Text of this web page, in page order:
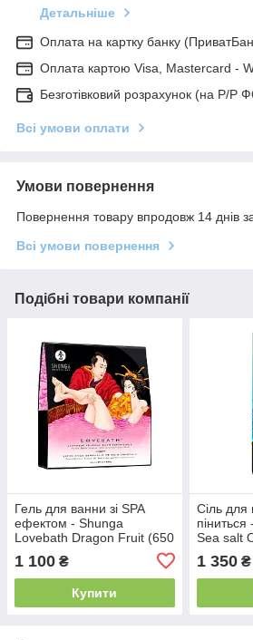
Детальніше
Оплата на картку банку
Оплата картою Visa, Mastercard -
Безготівковий розрахунок (на Р/Р
Всі умови оплати
Умови повернення
Повернення товару впродовж 14 днів
Всі умови повернення
Подібні товари компанії
Гель для ванни зі SPA
ефектом - Shunga
Lovebath Dragon Fruit (650
1 100 ₴
Купити
Сіль
Sea salt
Ocean
1 350₴